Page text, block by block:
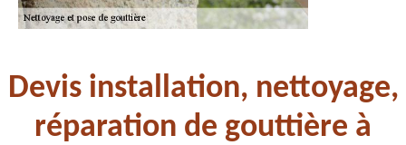
Devis installation, nettoyage,
réparation de gouttière à